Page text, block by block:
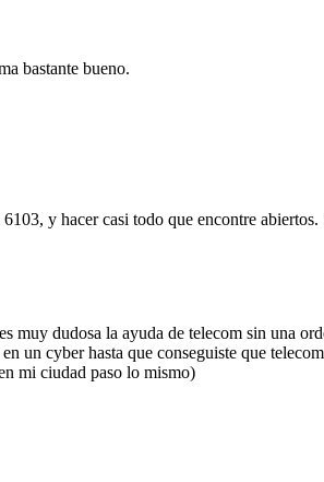
bastante bueno.
y hacer casi todo que encontre abiertos.
muy dudosa la ayuda de telecom sin una
un cyber hasta que conseguiste que
mi ciudad paso lo mismo)